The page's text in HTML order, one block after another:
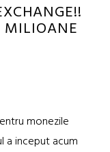
MILIOANE
monezile
a inceput acum